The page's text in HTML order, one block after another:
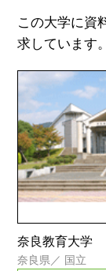
この大学に資
求しています。
奈良教育大学
奈良県 ／ 国立